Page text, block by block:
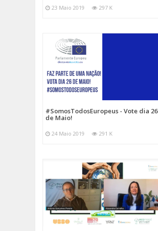
23 Maio 2019 297 K
#SomosTodosEuropeus - Vote dia 26
de Maio!
24 Maio 2019 291 K